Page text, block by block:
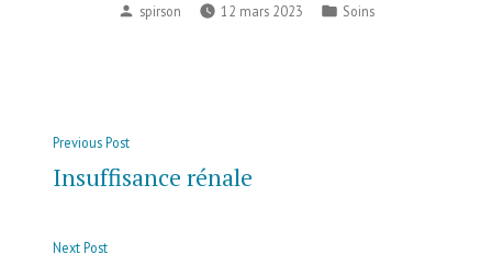
spirson 12 mars 2023 Soins
Previous Post
Insuffisance rénale
Next Post